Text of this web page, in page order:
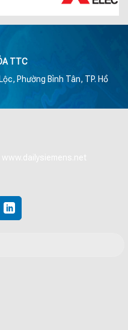
TTC
Phường Bình Tân, TP. Hồ